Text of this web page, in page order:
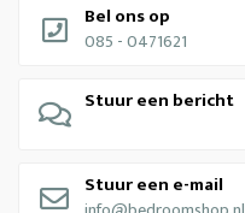
Bel ons op
085 - 0471621
Stuur een bericht
Stuur een e-mail